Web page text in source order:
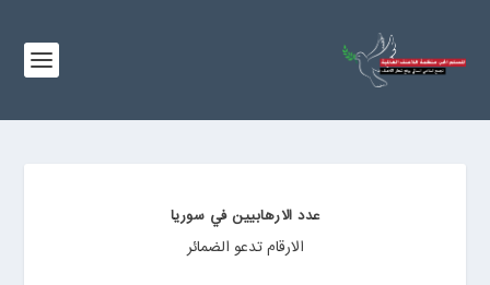
عدد الارهابيين في سوريا
الارقام تدعو الضمائر